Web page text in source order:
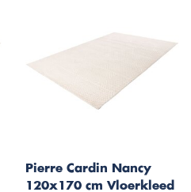
Pierre Cardin Nancy
120x170 cm Vloerkleed